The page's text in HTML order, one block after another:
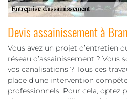
Devis assainissement à
Vous avez un projet d’entretien
réseau d’assainissement ? Vous
vos canalisations ? Tous ces
place d’une intervention
professionnels. Pour cela, optez